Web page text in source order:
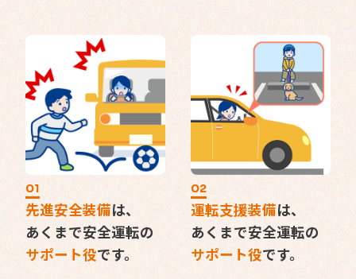
01
先進安全装備は、
あくまで安全運転の
サポート役です。
02
運転支援装備は、
あくまで安全運転の
サポート役です。